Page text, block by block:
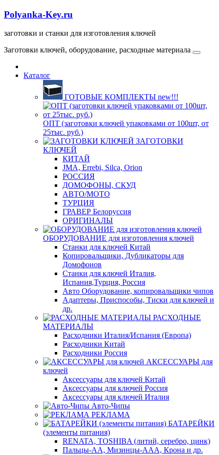
Polyanka-Key.ru
заготовки и станки для изготовления ключей
Заготовки ключей, оборудование, расходные материала
Каталог
ГОТОВЫЕ КОМПЛЕКТЫ new!!!
ОПТ (заготовки ключей упаковками от 100шт, от
25тыс. руб.)
ЗАГОТОВКИ
КЛЮЧЕЙ
КИТАЙ
JMA, Errebi, Silca, Orion
РОССИЯ
ДОМОФОНЫ, СКУД
ABTO/МОТО
ТУРЦИЯ
ГРАВЕР Белоруссия
ОРИГИНАЛЫ
ОБОРУДОВАНИЕ для изготовления ключей
Станки для ключей Китай
Копировальщики, Дубликаторы для
Домофонов
Станки для ключей Италия,
Испания,Турция, Россия
Авто Оборудование, копировальщики чипов
Адаптеры, Приспособы, Тиски для ключей и
др.
РАСХОДНЫЕ
МАТЕРИАЛЫ
Расходники Италия/Испания (Европа)
Расходники Китай
Расходники Россия
АКСЕССУАРЫ для
ключей
Аксессуары для ключей Китай
Аксессуары для ключей Россия
Аксессуары для ключей Италия
Авто-Чипы
РЕКЛАМА
БАТАРЕЙКИ
(элементы питания)
RENATA, TOSHIBA (литий, серебро, цинк)
Пальцы-АА, Мизинцы-ААА, Крона и др.